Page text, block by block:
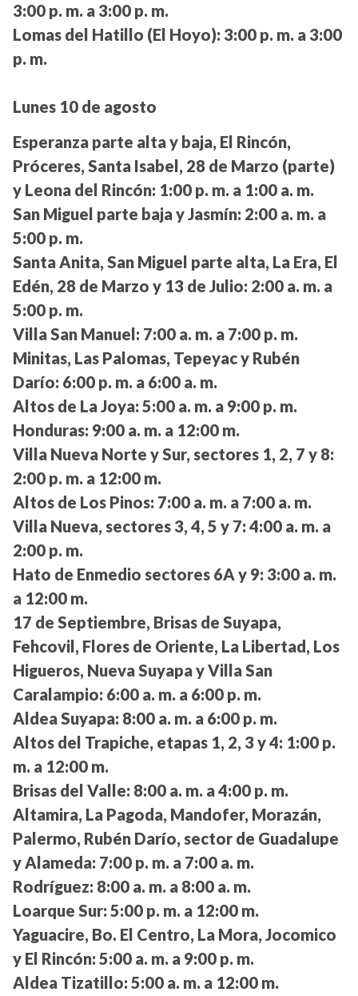
3:00 p. m. a 3:00 p. m.
Lomas del Hatillo (El Hoyo): 3:00 p. m. a 3:00
p. m.
Lunes 10 de agosto
Esperanza parte alta y baja, El Rincón,
Próceres, Santa Isabel, 28 de Marzo (parte)
y Leona del Rincón: 1:00 p. m. a 1:00 a. m.
San Miguel parte baja y Jasmín: 2:00 a. m. a
5:00 p. m.
Santa Anita, San Miguel parte alta, La Era, El
Edén, 28 de Marzo y 13 de Julio: 2:00 a. m. a
5:00 p. m.
Villa San Manuel: 7:00 a. m. a 7:00 p. m.
Minitas, Las Palomas, Tepeyac y Rubén
Darío: 6:00 p. m. a 6:00 a. m.
Altos de La Joya: 5:00 a. m. a 9:00 p. m.
Honduras: 9:00 a. m. a 12:00 m.
Villa Nueva Norte y Sur, sectores 1, 2, 7 y 8:
2:00 p. m. a 12:00 m.
Altos de Los Pinos: 7:00 a. m. a 7:00 a. m.
Villa Nueva, sectores 3, 4, 5 y 7: 4:00 a. m. a
2:00 p. m.
Hato de Enmedio sectores 6A y 9: 3:00 a. m.
a 12:00 m.
17 de Septiembre, Brisas de Suyapa,
Fehcovil, Flores de Oriente, La Libertad, Los
Higueros, Nueva Suyapa y Villa San
Caralampio: 6:00 a. m. a 6:00 p. m.
Aldea Suyapa: 8:00 a. m. a 6:00 p. m.
Altos del Trapiche, etapas 1, 2, 3 y 4: 1:00 p.
m. a 12:00 m.
Brisas del Valle: 8:00 a. m. a 4:00 p. m.
Altamira, La Pagoda, Mandofer, Morazán,
Palermo, Rubén Darío, sector de Guadalupe
y Alameda: 7:00 p. m. a 7:00 a. m.
Rodríguez: 8:00 a. m. a 8:00 a. m.
Loarque Sur: 5:00 p. m. a 12:00 m.
Yaguacire, Bo. El Centro, La Mora, Jocomico
y El Rincón: 5:00 a. m. a 9:00 p. m.
Aldea Tizatillo: 5:00 a. m. a 12:00 m.